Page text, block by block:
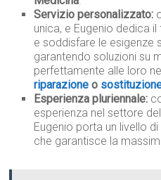
Servizio personalizzato:
unica, e Eugenio dedica
e soddisfare le esigenze
garantendo soluzioni su
perfettamente alle loro
riparazione o
Esperienza pluriennale:
esperienza nel settore
Eugenio porta un livello
che garantisce la